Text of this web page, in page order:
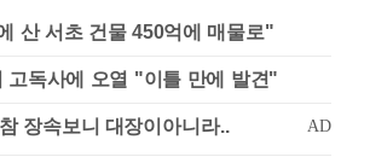
산 서초 건물 450억에 매물로"
고독사에 오열 "이틀 만에 발견"